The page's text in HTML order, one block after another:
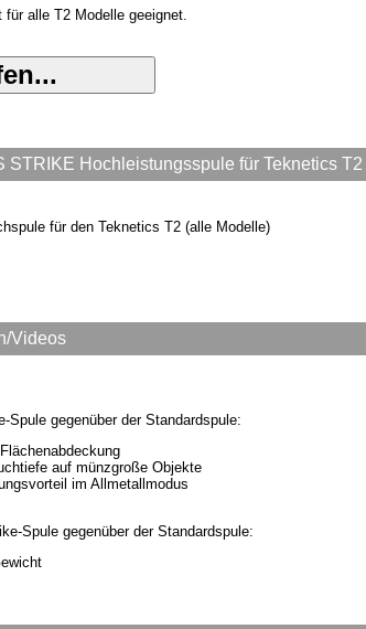
alle T2 Modelle geeignet.
STRIKE Hochleistungsspule für Teknetics T2
für den Teknetics T2 (alle Modelle)
Videos
Spule gegenüber der Standardspule:
auf münzgroße Objekte
im Allmetallmodus
Spule gegenüber der Standardspule: